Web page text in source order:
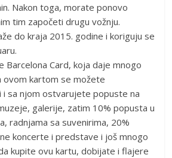
Nakon toga, morate ponovo
tim započeti drugu vožnju.
do kraja 2015. godine i koriguju se
Barcelona Card, koja daje mnogo
ovom kartom se možete
i sa njom ostvarujete popuste na
galerije, zatim 10% popusta u
radnjama sa suvenirima, 20%
koncerte i predstave i još mnogo
kupite ovu kartu, dobijate i flajere